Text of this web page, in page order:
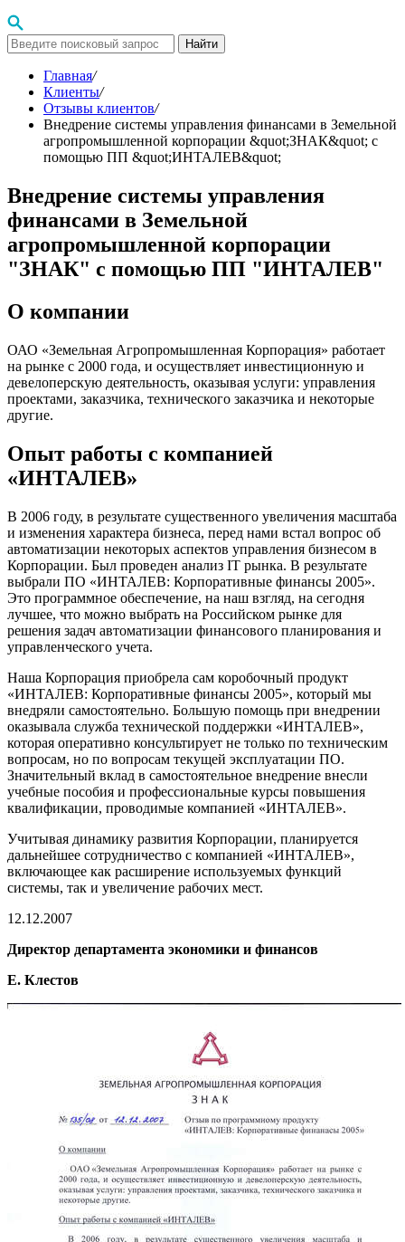
Найти
Главная/
Клиенты/
Отзывы клиентов/
Внедрение системы управления финансами в Земельной
агропромышленной корпорации &quot;ЗНАК&quot; с
помощью ПП &quot;ИНТАЛЕВ&quot;
Внедрение системы управления
финансами в Земельной
агропромышленной корпорации
"ЗНАК" с помощью ПП "ИНТАЛЕВ"
О компании
ОАО «Земельная Агропромышленная Корпорация» работает
на рынке с 2000 года, и осуществляет инвестиционную и
девелоперскую деятельность, оказывая услуги: управления
проектами, заказчика, технического заказчика и некоторые
другие.
Опыт работы с компанией
«ИНТАЛЕВ»
В 2006 году, в результате существенного увеличения масштаба
и изменения характера бизнеса, перед нами встал вопрос об
автоматизации некоторых аспектов управления бизнесом в
Корпорации. Был проведен анализ IT рынка. В результате
выбрали ПО «ИНТАЛЕВ: Корпоративные финансы 2005».
Это программное обеспечение, на наш взгляд, на сегодня
лучшее, что можно выбрать на Российском рынке для
решения задач автоматизации финансового планирования и
управленческого учета.
Наша Корпорация приобрела сам коробочный продукт
«ИНТАЛЕВ: Корпоративные финансы 2005», который мы
внедряли самостоятельно. Большую помощь при внедрении
оказывала служба технической поддержки «ИНТАЛЕВ»,
которая оперативно консультирует не только по техническим
вопросам, но по вопросам текущей эксплуатации ПО.
Значительный вклад в самостоятельное внедрение внесли
учебные пособия и профессиональные курсы повышения
квалификации, проводимые компанией «ИНТАЛЕВ».
Учитывая динамику развития Корпорации, планируется
дальнейшее сотрудничество с компанией «ИНТАЛЕВ»,
включающее как расширение используемых функций
системы, так и увеличение рабочих мест.
12.12.2007
Директор департамента экономики и финансов
Е. Клестов